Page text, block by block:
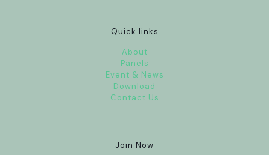
Quick links
About
Panels
Event & News
Download
Contact Us
Join Now